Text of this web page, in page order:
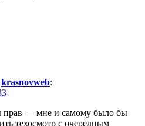
krasnovweb:
прав — мне и самому было бы
техосмотр с очередным